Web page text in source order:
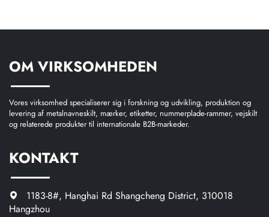
OM VIRKSOMHEDEN
Vores virksomhed specialiserer sig i forskning og udvikling, produktion og
levering af metalnavneskilt, mærker, etiketter, nummerplade-rammer, vejskilt
og relaterede produkter til internationale B2B-markeder.
KONTAKT
1183-8#, Hanghai Rd Shangcheng District, 310018
Hangzhou